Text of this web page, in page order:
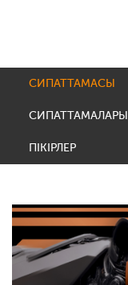
СИПАТТАМАСЫ
СИПАТТАМАЛАРЫ
ПІКІРЛЕР